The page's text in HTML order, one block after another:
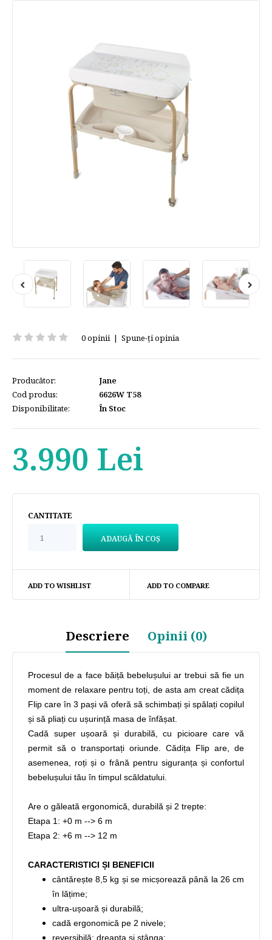
0 opinii| Spune-ţi opinia
Producător:
Jane
Cod produs:
6626W T58
Disponibilitate:
În Stoc
3.990 Lei
CANTITATE
ADD TO WISHLIST ADD TO COMPARE
Descriere Opinii (0)
Procesul de a face băiță bebelușului ar trebui să fie un
moment de relaxare pentru toți, de asta am creat cădița
Flip care în 3 pași vă oferă să schimbați și spălați copilul
și să pliați cu ușurință masa de înfășat.
Cadă super ușoară și durabilă, cu picioare care vă
permit să o transportați oriunde. Cădița Flip are, de
asemenea, roți și o frână pentru siguranța și confortul
bebelușului tău în timpul scăldatului.
Are o găleată ergonomică, durabilă și 2 trepte:
Etapa 1: +0 m --> 6 m
Etapa 2: +6 m --> 12 m
CARACTERISTICI ȘI BENEFICII
cântărește 8,5 kg și se micșorează până la 26 cm
în lățime;
ultra-ușoară și durabilă;
cadă ergonomică pe 2 nivele;
reversibilă: dreapta și stânga;